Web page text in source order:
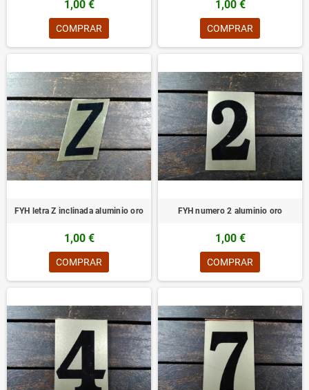
1,00 €
COMPRAR
1,00 €
COMPRAR
FYH letra Z inclinada aluminio oro
1,00 €
COMPRAR
FYH numero 2 aluminio oro
1,00 €
COMPRAR